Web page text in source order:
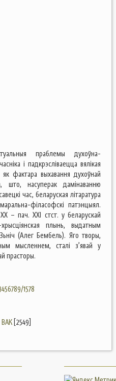
праблемы духоўна-
і падкрэсліваецца вялікая
фактара выхавання духоўнай
што, насуперак дамінаванню
час, беларуская літаратура
філасофскі патэнцыял.
– пач. ХХІ стст. у беларускай
плынь, выдатным
(Алег Бембель). Яго творы,
мысленнем, сталі з’явай у
прасторы.
1578
ВАК [2549]